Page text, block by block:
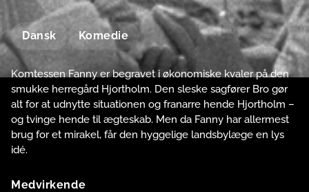
Dansk Komedie
Komtessen Fanny er begravet i økonomiske kvaler på den
smukke herregård Hjortholm. Den sleske sagfører Bro gør
alt for at udnytte situationen og franarre hende Hjortholm –
og tvinge hende til ægteskab. Men da Fanny har allermest
brug for et mirakel, får den hyggelige landsbylæge en lys
idé.
Medvirkende